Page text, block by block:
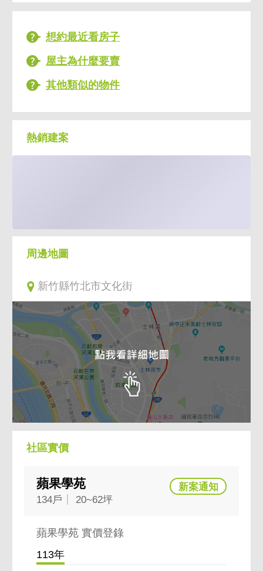
想約最近看房子
屋主為什麼要賣
其他類似的物件
熱銷建案
周邊地圖
新竹縣竹北市文化街
社區實價
蘋果學苑
134戶 20~62坪
蘋果學苑 實價登錄
113年